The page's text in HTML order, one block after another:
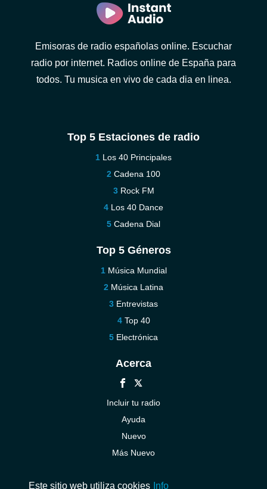
Emisoras de radio españolas online. Escuchar
radio por internet. Radios online de España para
todos. Tu musica en vivo de cada dia en linea.
Top 5 Estaciones de radio
Los 40 Principales
Cadena 100
Rock FM
Los 40 Dance
Cadena Dial
Top 5 Géneros
Música Mundial
Música Latina
Entrevistas
Top 40
Electrónica
Acerca
Incluir tu radio
Ayuda
Nuevo
Más Nuevo
Este sitio web utiliza cookies Info